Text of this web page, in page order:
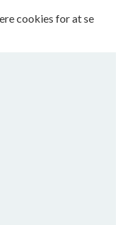
cookies for at se